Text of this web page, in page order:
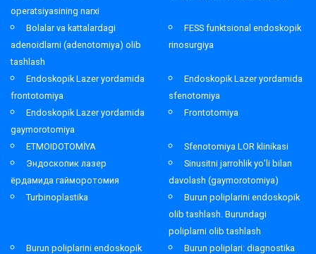
operatsiyasining narxi
Bolalar va kattalardagi
adenoidlarni (adenotomiya) olib
tashlash
FESS funktsional endoskopik
rinosurgiya
Endoskopik Lazer yordamida
frontotomiya
Endoskopik Lazer yordamida
sfenotomiya
Endoskopik Lazer yordamida
gaymorotomiya
Frontotomiya
ETMOIDOTOMİYA
Sfenotomiya LOR klinikasi
Эндоскопик лазер
ёрдамида гайморотомия
Sinusitni jarrohlik yo’li bilan
davolash (gaymorotomiya)
Turbinoplastika
Burun poliplarini endoskopik
olib tashlash. Burundagi
poliplarni olib tashlash
Burun poliplarini endoskopik
Burun poliplari: diagnostika